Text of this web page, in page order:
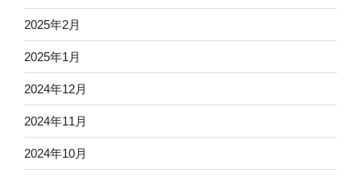
2025年2月
2025年1月
2024年12月
2024年11月
2024年10月